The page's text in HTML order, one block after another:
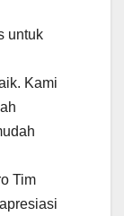
untuk
Kami
Tim